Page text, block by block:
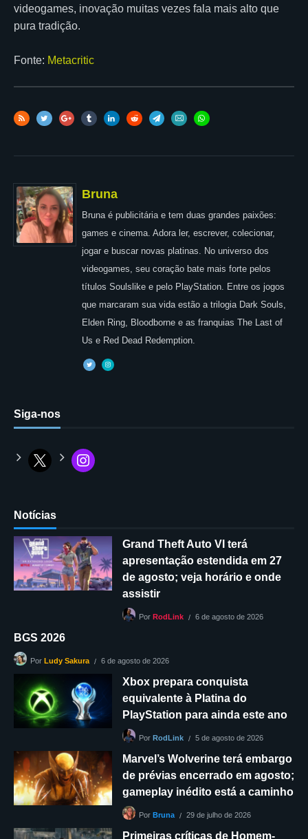
videogames, inovação muitas vezes fala mais alto que
pura tradição.
Fonte: Metacritic
Bruna
Bruna é publicitária e tem duas grandes paixões:
games e cinema. Adora ler, escrever, colecionar,
jogar e buscar novas platinas. No universo dos
videogames, seu coração bate mais forte pelos
títulos Soulslike e pelo PlayStation. Entre os jogos
que marcaram sua vida estão a trilogia Dark Souls,
Elden Ring, Bloodborne e as franquias The Last of
Us e Red Dead Redemption.
Siga-nos
Notícias
Grand Theft Auto VI terá
apresentação estendida em 27
de agosto; veja horário e onde
assistir
Por RodLink 6 de agosto de 2026
BGS 2026
Por Ludy Sakura 6 de agosto de 2026
Xbox prepara conquista
equivalente à Platina do
PlayStation para ainda este ano
Por RodLink 5 de agosto de 2026
Marvel’s Wolverine terá embargo
de prévias encerrado em agosto;
gameplay inédito está a caminho
Por Bruna 29 de julho de 2026
Primeiras críticas de Homem-